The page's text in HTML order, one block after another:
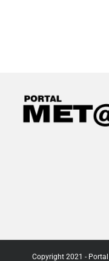
Copyright 2021 -